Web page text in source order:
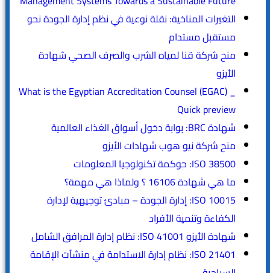
التغيرات المناخية: نقلة نوعية في نظم إدارة الجودة نحو
مستقبل مستدام
منح شركة قنا لمياه الشرب والصرف الصحي شهادة
الأيزو
What is the Egyptian Accreditation Counsel (EGAC) _
Quick preview
شهادة BRC: بوابة دخول أسواق الغذاء العالمية
منح شركة نيو هوب شهادات الأيزو
ISO 38500: حوكمة تكنولوجيا المعلومات
ما هي شهادة 16106 ؟ ولماذا هي مهمة؟
ISO 10015: إدارة الجودة – مبادئ توجيهية لإدارة
الكفاءة وتنمية الأفراد
شهادة الأيزو ISO 41001: نظام إدارة المرافق الشامل
ISO 21401: نظام إدارة الاستدامة في منشآت الإقامة